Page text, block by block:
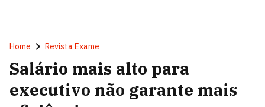
Home Revista Exame
Salário mais alto para
executivo não garante mais